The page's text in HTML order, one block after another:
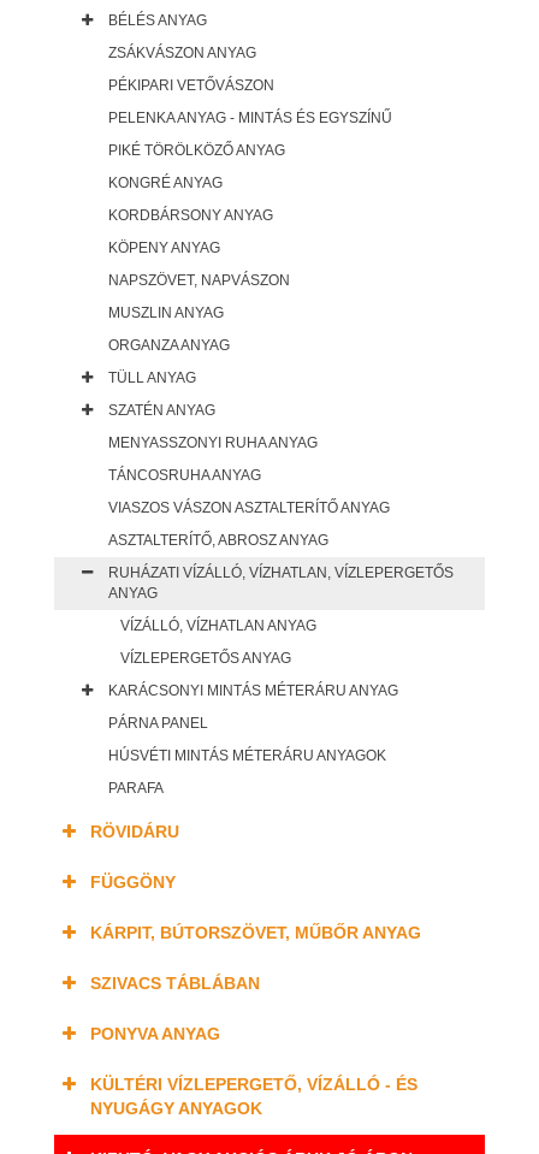
BÉLÉS ANYAG
ZSÁKVÁSZON ANYAG
PÉKIPARI VETŐVÁSZON
PELENKA ANYAG - MINTÁS ÉS EGYSZÍNŰ
PIKÉ TÖRÖLKÖZŐ ANYAG
KONGRÉ ANYAG
KORDBÁRSONY ANYAG
KÖPENY ANYAG
NAPSZÖVET, NAPVÁSZON
MUSZLIN ANYAG
ORGANZA ANYAG
TÜLL ANYAG
SZATÉN ANYAG
MENYASSZONYI RUHA ANYAG
TÁNCOSRUHA ANYAG
VIASZOS VÁSZON ASZTALTERÍTŐ ANYAG
ASZTALTERÍTŐ, ABROSZ ANYAG
RUHÁZATI VÍZÁLLÓ, VÍZHATLAN, VÍZLEPERGETŐS
ANYAG
VÍZÁLLÓ, VÍZHATLAN ANYAG
VÍZLEPERGETŐS ANYAG
KARÁCSONYI MINTÁS MÉTERÁRU ANYAG
PÁRNA PANEL
HÚSVÉTI MINTÁS MÉTERÁRU ANYAGOK
PARAFA
RÖVIDÁRU
FÜGGÖNY
KÁRPIT, BÚTORSZÖVET, MŰBŐR ANYAG
SZIVACS TÁBLÁBAN
PONYVA ANYAG
KÜLTÉRI VÍZLEPERGETŐ, VÍZÁLLÓ - ÉS
NYUGÁGY ANYAGOK